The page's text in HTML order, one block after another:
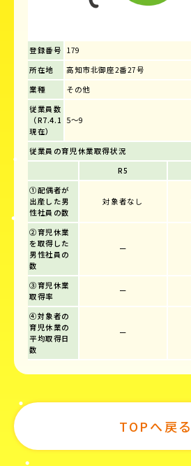
登録番号 179
所在地
高知市北御座2番27号
業種
その他
従業員数
（R7.4.1
現在）
5～9
従業員の育児休業取得状況
R5
①配偶者が
出産した男
性社員の数
対象者なし
②育児休業
を取得した
男性社員の
数
ー
③育児休業
取得率
ー
④対象者の
育児休業の
平均取得日
数
ー
TOPへ戻る